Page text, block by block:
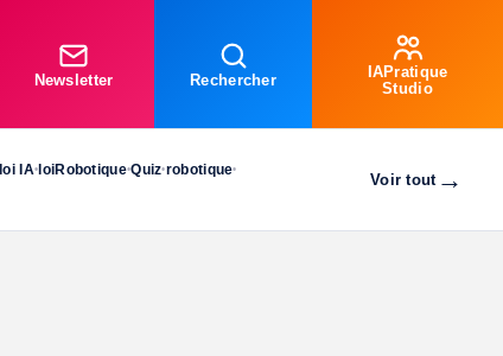
Newsletter Rechercher
IAPratique
Studio
loi IA• loiRobotique•Quiz•robotique•
Voir tout→